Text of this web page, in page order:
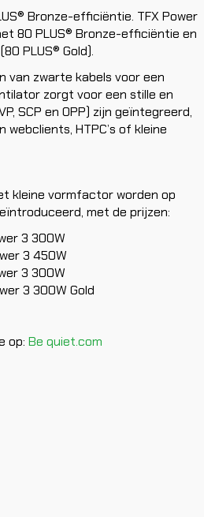
Bronze-efficiëntie. TFX Power
80 PLUS® Bronze-efficiëntie en
PLUS® Gold).
van zwarte kabels voor een
zorgt voor een stille en
SCP en OPP) zijn geïntegreerd,
HTPC’s of kleine
kleine vormfactor worden op
met de prijzen:
3 300W
3 450W
3 300W
3 300W Gold
op: Be quiet.com